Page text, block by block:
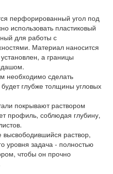
перфорированный угол под
использовать пластиковый
для работы с
Материал наносится
а границы
необходимо сделать
глубже толщины угловых
покрывают раствором
профиль, соблюдая глубину,
раствор,
уровня задача - полностью
чтобы он прочно